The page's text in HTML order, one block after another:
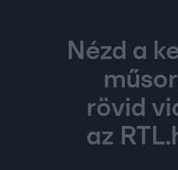
Nézd a
rövid
az